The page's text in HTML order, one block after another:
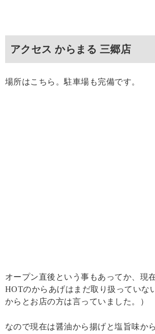
アクセス からまる 三郷店
場所はこちら。駐車場も完備です。
オープン直後という事もあってか、現
HOTのからあげはまだ取り扱っていな
からとお店の方は言っていました。）
なので現在は醤油から揚げと塩旨味か